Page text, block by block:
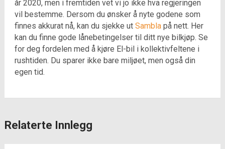
år 2020, men i fremtiden vet vi jo ikke hva regjeringen
vil bestemme. Dersom du ønsker å nyte godene som
finnes akkurat nå, kan du sjekke ut Samblapå nett. Her
kan du finne gode lånebetingelser til ditt nye bilkjøp. Se
for deg fordelen med å kjøre El-bil i kollektivfeltene i
rushtiden. Du sparer ikke bare miljøet, men også din
egen tid.
Relaterte Innlegg